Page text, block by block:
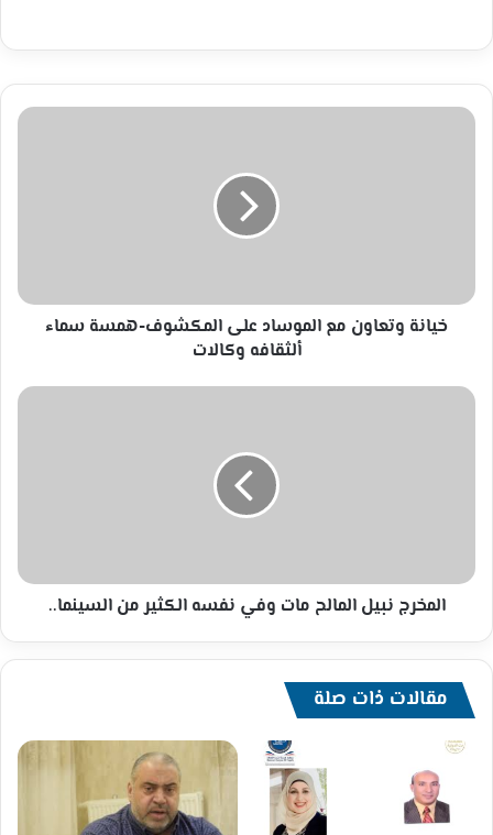
خيانة
ألثقافه
وكالاتخيانة وتعاون مع الموساد على المكشوف-همسة سماء
ألثقافه وكالات
المخرج
السينما..
المخرج نبيل المالح مات وفي نفسه الكثير من السينما..
مقالات ذات صلة